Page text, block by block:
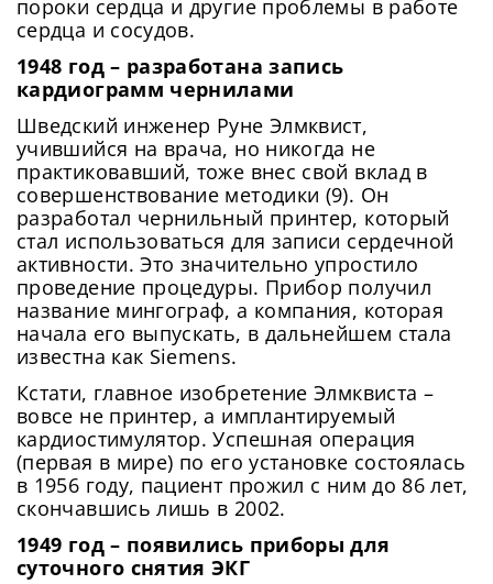
Сменить пароль!
Сменить пароль!
Новый Пароль*
Придумайте пароль
Как минимум одна заглавная буква, одна
цифра и один специальный символ
Как минимум одна строчная латинская буква
Пароль должен содержать от 8 до 12 символов
Подтвердите Пароль
Нажимая на кнопку «Продолжить», а также при
регистрации и входе через аккаунты сторонних
сервисов, Вы принимаете условияПользовательского
Соглашения , в том числе касающееся обработки
Ваших персональных данных. Подробнее об
обработке данных вПолитике.
Отправить
пороки сердца и другие проблемы в работе
сердца и сосудов.
1948 год – разработана запись
кардиограмм чернилами
Шведский инженер Руне Элмквист,
учившийся на врача, но никогда не
практиковавший, тоже внес свой вклад в
совершенствование методики (9). Он
разработал чернильный принтер, который
стал использоваться для записи сердечной
активности. Это значительно упростило
проведение процедуры. Прибор получил
название мингограф, а компания, которая
начала его выпускать, в дальнейшем стала
известна как Siemens.
Кстати, главное изобретение Элмквиста –
вовсе не принтер, а имплантируемый
кардиостимулятор. Успешная операция
(первая в мире) по его установке состоялась
в 1956 году, пациент прожил с ним до 86 лет,
скончавшись лишь в 2002.
1949 год – появились приборы для
суточного снятия ЭКГ
Сейчас скорость вашего интернета
невысокая, из-за чего могут возникнуть
сложности при использовании нашего
сайта. Чтобы обеспечить более
стабильную работу, подключитесь к
быстрому соединению.
Продолжить просмотр